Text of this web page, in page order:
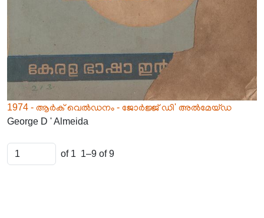
1974 - ആർക് വെൽഡനം - ജോർജ്ജ് ഡി' അൽമേയ്ഡ
George D ' Almeida
of 1 1–9 of 9